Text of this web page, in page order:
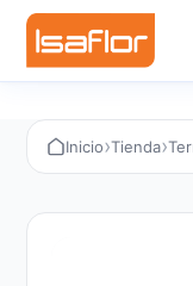
Inicio›Tienda›